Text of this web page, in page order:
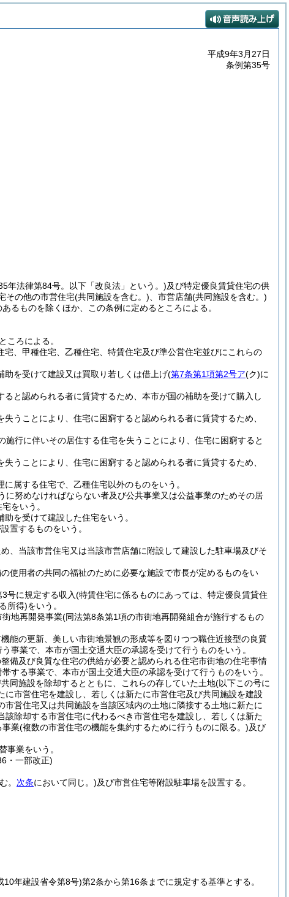
平成9年3月27日
条例第35号
年法律第84号。以下「改良法」という。)及び特定優良賃貸住宅の供
その他の市営住宅(共同施設を含む。) 、市営店舗(共同施設を含む。)
るものを除くほか、この条例に定めるところによる。
ころによる。
、甲種住宅、乙種住宅、特賃住宅及び準公営住宅並びにこれらの
を受けて建設又は買取り若しくは借上げ(第7条第1項第2号ア(ク)に
と認められる者に賃貸するため、本市が国の補助を受けて購入し
うことにより、住宅に困窮すると認められる者に賃貸するため、
行に伴いその居住する住宅を失うことにより、住宅に困窮すると
うことにより、住宅に困窮すると認められる者に賃貸するため、
属する住宅で、乙種住宅以外のものをいう。
努めなければならない者及び公共事業又は公益事業のためその居
をいう。
を受けて建設した住宅をいう。
置するものをいう。
当該市営住宅又は当該市営店舗に附設して建設した駐車場及びそ
用者の共同の福祉のために必要な施設で市長が定めるものをい
号に規定する収入(特賃住宅に係るものにあっては、特定優良賃貸住
所得)をいう。
地再開発事業(同法第8条第1項の市街地再開発組合が施行するもの
の更新、美しい市街地景観の形成等を図りつつ職住近接型の良質
事業で、本市が国土交通大臣の承認を受けて行うものをいう。
及び良質な住宅の供給が必要と認められる住宅市街地の住宅事情
する事業で、本市が国土交通大臣の承認を受けて行うものをいう。
同施設を除却するとともに、これらの存していた土地(以下この号に
に市営住宅を建設し、若しくは新たに市営住宅及び共同施設を建設
営住宅又は共同施設を当該区域内の土地に隣接する土地に新たに
除却する市営住宅に代わるべき市営住宅を建設し、若しくは新た
事業(複数の市営住宅の機能を集約するために行うものに限る。)及び
業をいう。
・一部改正)
。 次条において同じ。)及び市営住宅等附設駐車場を設置する。
10年建設省令第8号)第2条から第16条までに規定する基準とする。